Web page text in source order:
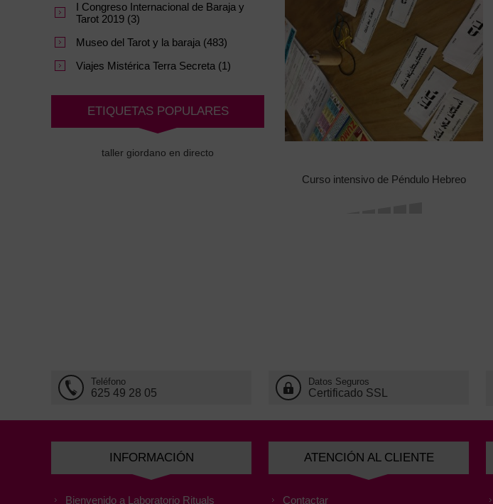
Curso intensivo de Péndulo Hebreo
I Congreso Internacional de Baraja y
Tarot 2019 (3)
Museo del Tarot y la baraja (483)
Viajes Mistérica Terra Secreta (1)
ETIQUETAS POPULARES
taller giordano en directo
Teléfono
625 49 28 05
Datos Seguros
Certificado SSL
INFORMACIÓN
Bienvenido a Laboratorio Rituals
ATENCIÓN AL CLIENTE
Contactar